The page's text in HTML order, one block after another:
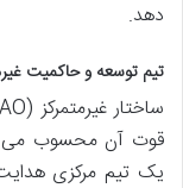
دهد.
تیم توسعه و حاکمیت
قوت آن محسوب می
یک تیم مرکزی